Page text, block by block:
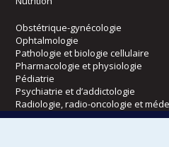
Obstétrique-gynécologie
Ophtalmologie
Pathologie et biologie cellulaire
Pharmacologie et physiologie
Pédiatrie
Psychiatrie et d’addictologie
Radiologie, radio-oncologie et